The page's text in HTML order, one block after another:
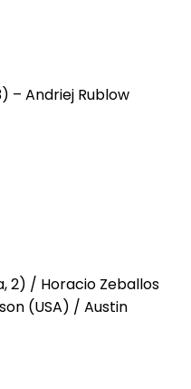
– Andriej Rublow
2) / Horacio Zeballos
(USA) / Austin